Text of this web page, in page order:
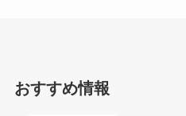
おすすめ情報